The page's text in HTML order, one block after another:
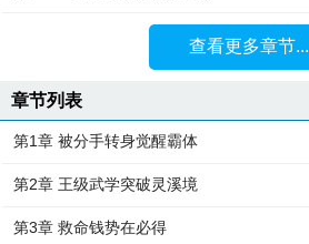
查看更多章节...
章节列表
第1章 被分手转身觉醒霸体
第2章 王级武学突破灵溪境
第3章 救命钱势在必得